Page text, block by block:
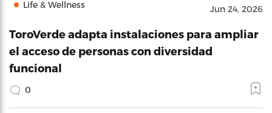
Life & Wellness Jun 24, 2026
ToroVerde adapta instalaciones para ampliar
el acceso de personas con diversidad
funcional
0